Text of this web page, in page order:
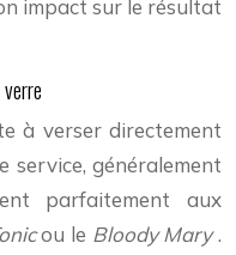
impact sur le résultat
à verser directement
service, généralement
parfaitement aux
ou le Bloody Mary.